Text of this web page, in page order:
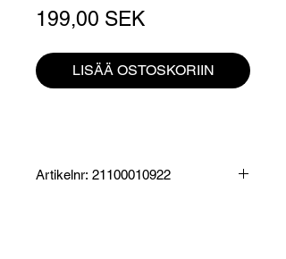
199,00 SEKHinta
LISÄÄ OSTOSKORIIN
Artikelnr: 21100010922